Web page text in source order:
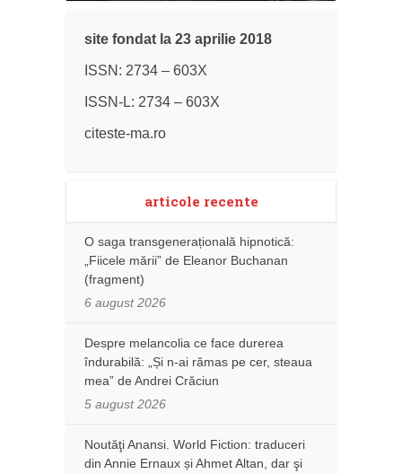
site fondat la 23 aprilie 2018
ISSN: 2734 – 603X
ISSN-L: 2734 – 603X
citeste-ma.ro
articole recente
O saga transgenerațională hipnotică:
„Fiicele mării” de Eleanor Buchanan
(fragment)
6 august 2026
Despre melancolia ce face durerea
îndurabilă: „Și n-ai rămas pe cer, steaua
mea” de Andrei Crăciun
5 august 2026
Noutăţi Anansi. World Fiction: traduceri
din Annie Ernaux și Ahmet Altan, dar şi